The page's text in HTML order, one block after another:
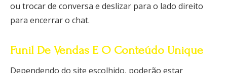
ou trocar de conversa e deslizar para o lado direito
para encerrar o chat.
Funil De Vendas E O Conteúdo Unique
Dependendo do site escolhido, poderão estar